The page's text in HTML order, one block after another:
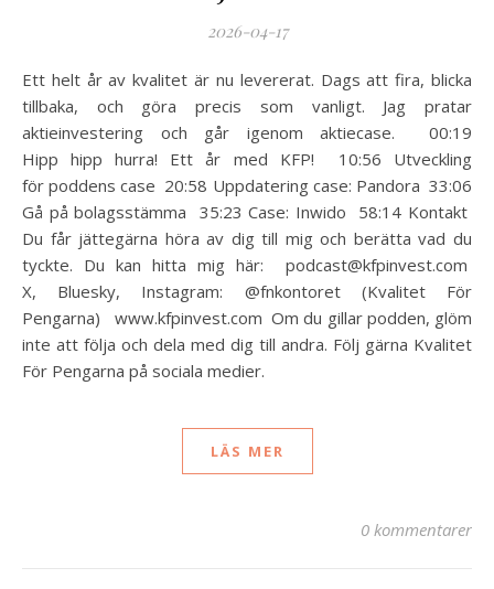
2026-04-17
Ett helt år av kvalitet är nu levererat. Dags att fira, blicka
tillbaka, och göra precis som vanligt. Jag pratar
aktieinvestering och går igenom aktiecase. 00:19
Hipp hipp hurra! Ett år med KFP! 10:56 Utveckling
för poddens case 20:58 Uppdatering case: Pandora 33:06
Gå på bolagsstämma 35:23 Case: Inwido 58:14 Kontakt
Du får jättegärna höra av dig till mig och berätta vad du
tyckte. Du kan hitta mig här: podcast@kfpinvest.com
X, Bluesky, Instagram: @fnkontoret (Kvalitet För
Pengarna) www.kfpinvest.com Om du gillar podden, glöm
inte att följa och dela med dig till andra. Följ gärna Kvalitet
För Pengarna på sociala medier.
LÄS MER
0 kommentarer